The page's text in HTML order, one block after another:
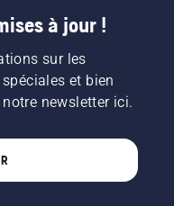
à jour !
sur les
et bien
newsletter ici.